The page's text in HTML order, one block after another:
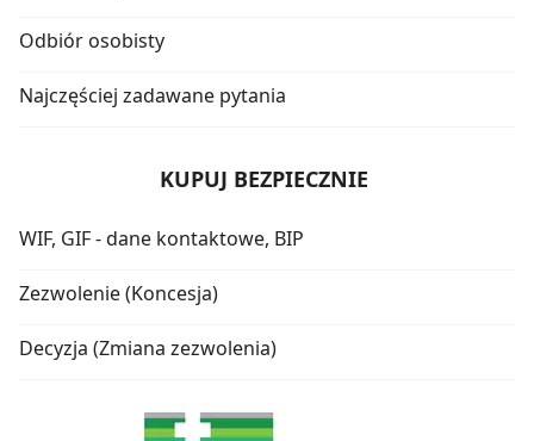
Odbiór osobisty
Najczęściej zadawane pytania
KUPUJ BEZPIECZNIE
WIF, GIF - dane kontaktowe, BIP
Zezwolenie (Koncesja)
Decyzja (Zmiana zezwolenia)